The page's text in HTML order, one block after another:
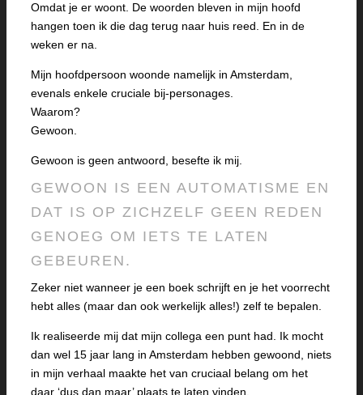
Omdat je er woont. De woorden bleven in mijn hoofd
hangen toen ik die dag terug naar huis reed. En in de
weken er na.
Mijn hoofdpersoon woonde namelijk in Amsterdam,
evenals enkele cruciale bij-personages.
Waarom?
Gewoon.
Gewoon is geen antwoord, besefte ik mij.
GEWOON IS EEN AUTOMATISME EN
DAT IS OP ZICHZELF GEEN REDEN
GENOEG OM IETS TE LATEN
GEBEUREN.
Zeker niet wanneer je een boek schrijft en je het voorrecht
hebt alles (maar dan ook werkelijk alles!) zelf te bepalen.
Ik realiseerde mij dat mijn collega een punt had. Ik mocht
dan wel 15 jaar lang in Amsterdam hebben gewoond, niets
in mijn verhaal maakte het van cruciaal belang om het
daar ‘dus dan maar’ plaats te laten vinden.